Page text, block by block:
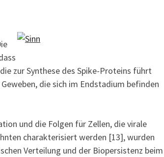
zur Synthese des Spike-Proteins führt
die sich im Endstadium befinden
und die Folgen für Zellen, die virale
charakterisiert werden [13], wurden
Verteilung und der Biopersistenz beim